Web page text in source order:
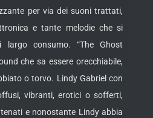
per via dei suoni trattati,
e tante melodie chesi
largo consumo. “The Ghost
che sa essere orecchiabile,
o torvo. Lindy Gabriel con
vibranti, erotici o sofferti,
e nonostante Lindy abbia